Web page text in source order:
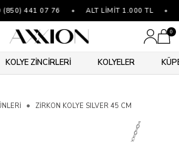
441 07 76 ALT LİMİT 1.000 TL
0
KOLYE ZİNCİRLERİ KOLYELER
ZIRKON KOLYE SILVER 45 CM